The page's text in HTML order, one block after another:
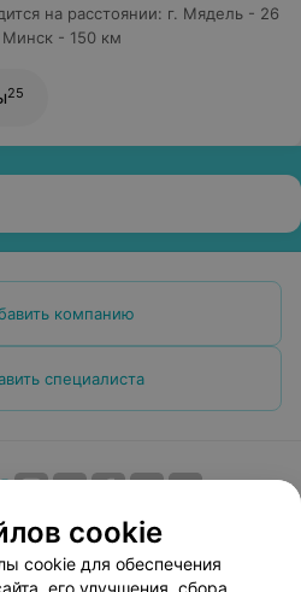
на расстоянии: г. Мядель - 26
- 150 км
25
компанию
специалиста
Размещение рекламы
Публичный договор
cookie
cookie для обеспечения
его улучшения, сбора